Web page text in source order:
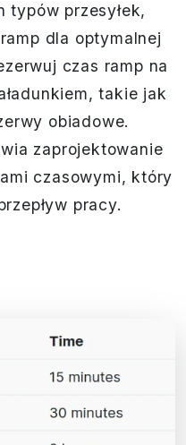
typów przesyłek,
dla optymalnej
czas ramp na
takie jak
obiadowe.
zaprojektowanie
czasowymi, który
pracy.